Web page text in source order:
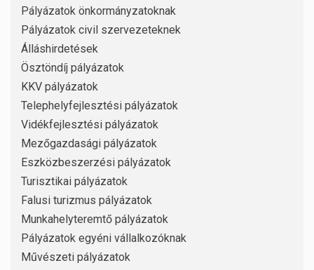
Pályázatok önkormányzatoknak
Pályázatok civil szervezeteknek
Álláshirdetések
Ösztöndíj pályázatok
KKV pályázatok
Telephelyfejlesztési pályázatok
Vidékfejlesztési pályázatok
Mezőgazdasági pályázatok
Eszközbeszerzési pályázatok
Turisztikai pályázatok
Falusi turizmus pályázatok
Munkahelyteremtő pályázatok
Pályázatok egyéni vállalkozóknak
Művészeti pályázatok